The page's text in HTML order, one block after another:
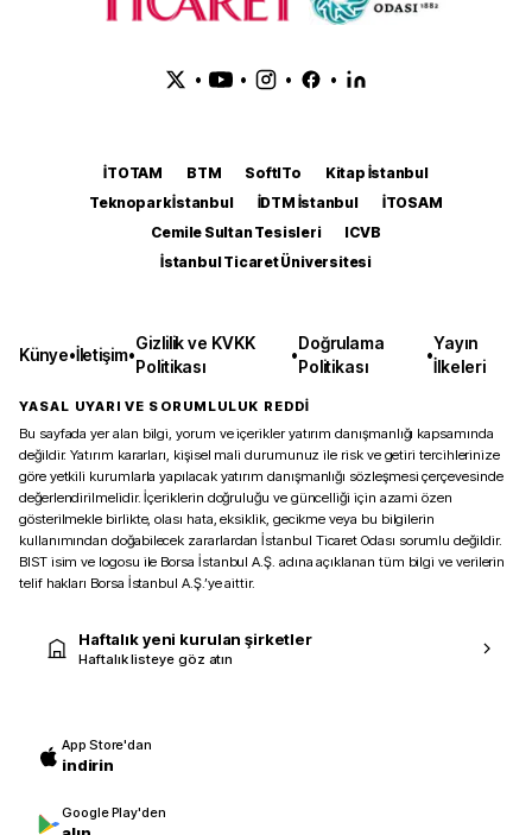
• • • •
İTOTAM BTM SoftITo
Kitap İstanbul
Teknopark İstanbul
İDTM İstanbul
İTOSAM
Cemile Sultan Tesisleri
ICVB
İstanbul Ticaret Üniversitesi
Künye•İletişim•
Gizlilik ve KVKK
Politikası
•
Doğrulama
Politikası
•
Yayın
İlkeleri
YASAL UYARI VE SORUMLULUK REDDİ
Bu sayfada yer alan bilgi, yorum ve içerikler yatırım danışmanlığı kapsamında
değildir. Yatırım kararları, kişisel mali durumunuz ile risk ve getiri tercihlerinize
göre yetkili kurumlarla yapılacak yatırım danışmanlığı sözleşmesi çerçevesinde
değerlendirilmelidir. İçeriklerin doğruluğu ve güncelliği için azami özen
gösterilmekle birlikte, olası hata, eksiklik, gecikme veya bu bilgilerin
kullanımından doğabilecek zararlardan İstanbul Ticaret Odası sorumlu değildir.
BIST isim ve logosu ile Borsa İstanbul A.Ş. adına açıklanan tüm bilgi ve verilerin
telif hakları Borsa İstanbul A.Ş.’ye aittir.
Haftalık yeni kurulan şirketler
Haftalık listeye göz atın
App Store'dan
indirin
Google Play'den